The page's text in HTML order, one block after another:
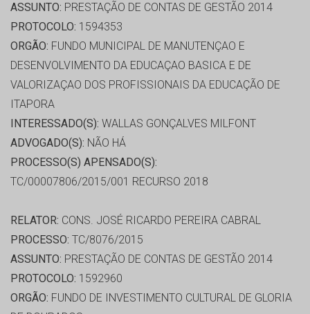
ASSUNTO: PRESTAÇÃO DE CONTAS DE GESTÃO 2014
PROTOCOLO: 1594353
ORGÃO: FUNDO MUNICIPAL DE MANUTENÇAO E
DESENVOLVIMENTO DA EDUCAÇAO BASICA E DE
VALORIZAÇAO DOS PROFISSIONAIS DA EDUCAÇÃO DE
ITAPORA
INTERESSADO(S): WALLAS GONÇALVES MILFONT
ADVOGADO(S): NÃO HÁ
PROCESSO(S) APENSADO(S):
TC/00007806/2015/001 RECURSO 2018
RELATOR: CONS. JOSÉ RICARDO PEREIRA CABRAL
PROCESSO: TC/8076/2015
ASSUNTO: PRESTAÇÃO DE CONTAS DE GESTÃO 2014
PROTOCOLO: 1592960
ORGÃO: FUNDO DE INVESTIMENTO CULTURAL DE GLORIA